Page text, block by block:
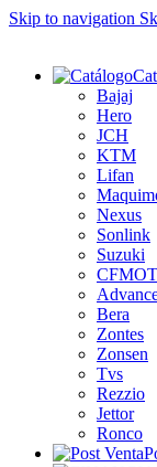
Skip to navigation
Bajaj
Hero
JCH
KTM
Lifan
Nexus
Sonlink
Suzuki
Bera
Zontes
Zonsen
Tvs
Rezzio
Jettor
Ronco